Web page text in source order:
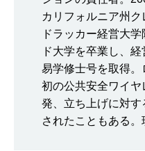
カリフォルニア州ク
ドラッカー経営大
ド大学を卒業し、
易学修士号を取得
初の公共安全ワイ
発、立ち上げに対
されたこともある